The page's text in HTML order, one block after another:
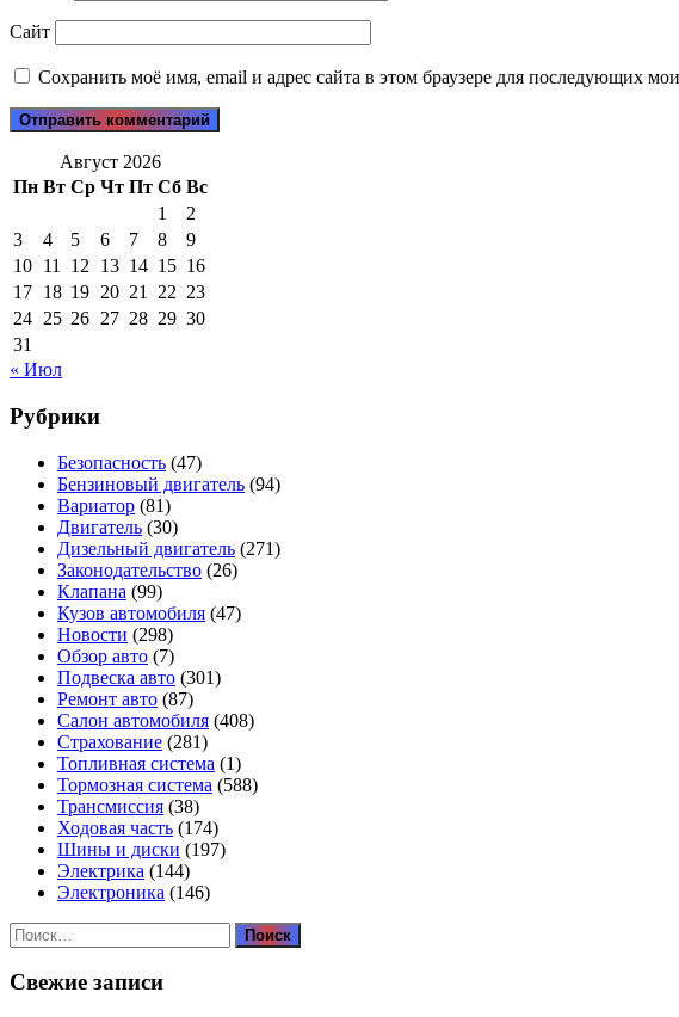
Сайт
Сохранить моё имя, email и адрес сайта в этом браузере для последующих
Август 2026
Пн Вт Ср Чт Пт Сб Вс
1
2
3
4 5 6 7 8
9
10 11 12 13 14 15 16
17 18 19 20 21 22 23
24 25 26 27 28 29 30
31
« Июл
Рубрики
Безопасность (47)
Бензиновый двигатель (94)
Вариатор (81)
Двигатель (30)
Дизельный двигатель (271)
Законодательство (26)
Клапана (99)
Кузов автомобиля (47)
Новости (298)
Обзор авто (7)
Подвеска авто (301)
Ремонт авто (87)
Салон автомобиля (408)
Страхование (281)
Топливная система (1)
Тормозная система (588)
Трансмиссия (38)
Ходовая часть (174)
Шины и диски (197)
Электрика (144)
Электроника (146)
Найти:
Свежие записи